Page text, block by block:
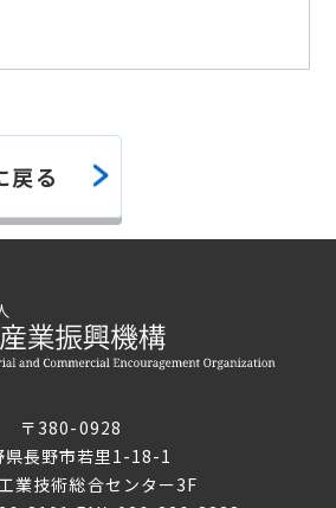
戻る
〒380-0928
県長野市若里1-18-1
業技術総合センター3F